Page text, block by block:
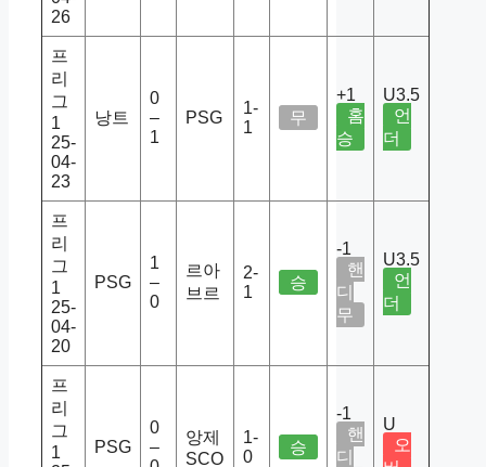
26
프
리
그
1
25-
04-
23
낭트
0
–
1
PSG
1-
1
무
+1
홈
승
U3.5
언
더
프
리
그
1
25-
04-
20
PSG
1
–
0
르아
브르
2-
1
승
-1
핸
디
무
U3.5
언
더
프
리
그
1
PSG
0
–
앙제
SCO
1-
0
승
-1
핸
디
U
오